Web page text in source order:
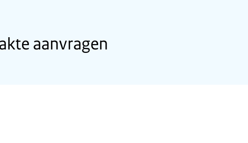
aanvragen